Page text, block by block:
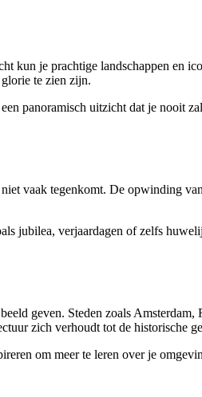
kun je prachtige landschappen en
te zien zijn.
panoramisch uitzicht dat je nooit
vaak tegenkomt. De opwinding
jubilea, verjaardagen of zelfs
geven. Steden zoals
zich verhoudt tot de historische
om meer te leren over je